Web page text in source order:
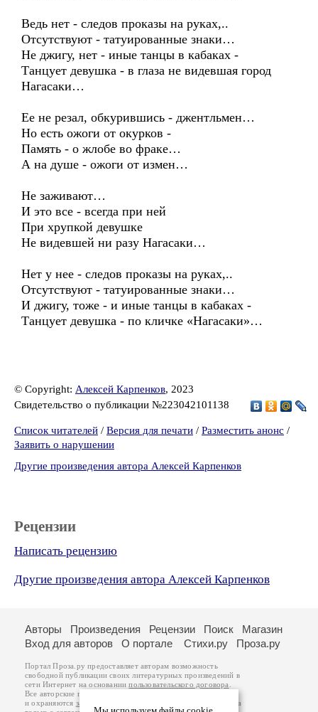
Ведь нет - следов проказы на руках,..
Отсутствуют - татуированные знаки…
Не джигу, нет - иные танцы в кабаках -
Танцует девушка - в глаза не видевшая город
Нагасаки…
Ее не резал, обкурившись - джентльмен…
Но есть ожоги от окурков -
Память - о жлобе во фраке…
А на душе - ожоги от измен…
Не заживают…
И это все - всегда при ней
При хрупкой девушке
Не видевшей ни разу Нагасаки…
Нет у нее - следов проказы на руках,..
Отсутствуют - татуированные знаки…
И джигу, тоже - и иные танцы в кабаках -
Танцует девушка - по кличке «Нагасаки»…
© Copyright: Алексей Карпенков, 2023
Свидетельство о публикации №223042101138
Список читателей / Версия для печати / Разместить анонс /
Заявить о нарушении
Другие произведения автора Алексей Карпенков
Рецензии
Написать рецензию
Другие произведения автора Алексей Карпенков
Авторы Произведения Рецензии Поиск
Магазин
Вход для авторов
О портале Стихи.ру Проза.ру
Портал Проза.ру предоставляет авторам возможность
свободной публикации своих литературных произведений в
сети Интернет на основаниипользовательского договора
Все авторские права на произведения принадлежат авторам
и охраняются законом
. Перепечатка произведений возможна